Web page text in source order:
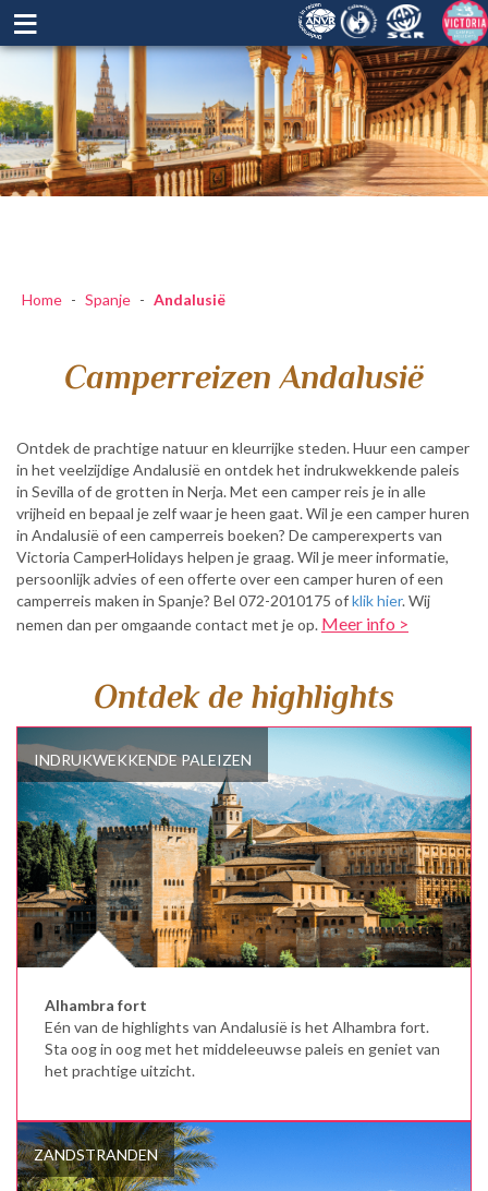
≡
Home - Spanje - Andalusië
Camperreizen Andalusië
Ontdek de prachtige natuur en kleurrijke steden. Huur een camper
in het veelzijdige Andalusië en ontdek het indrukwekkende paleis
in Sevilla of de grotten in Nerja. Met een camper reis je in alle
vrijheid en bepaal je zelf waar je heen gaat. Wil je een camper huren
in Andalusië of een camperreis boeken? De camperexperts van
Victoria CamperHolidays helpen je graag. Wil je meer informatie,
persoonlijk advies of een offerte over een camper huren of een
camperreis maken in Spanje? Bel 072-2010175 ofklik hier. Wij
nemen dan per omgaande contact met je op. Meer info >
Ontdek de highlights
INDRUKWEKKENDE PALEIZEN
Alhambra fort
Eén van de highlights van Andalusië is het Alhambra fort.
Sta oog in oog met het middeleeuwse paleis en geniet van
het prachtige uitzicht.
ZANDSTRANDEN